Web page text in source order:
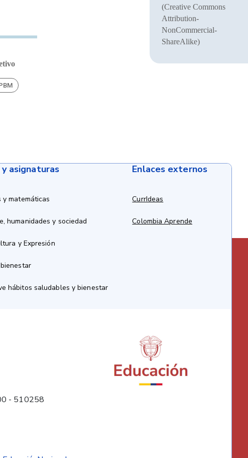
(Creative Commons
Attribution-
NonCommercial-
ShareAlike)
asignaturas
y matemáticas
humanidades y sociedad
y Expresión
hábitos saludables y bienestar
Enlaces externos
CurrIdeas
Colombia Aprende
- 510258